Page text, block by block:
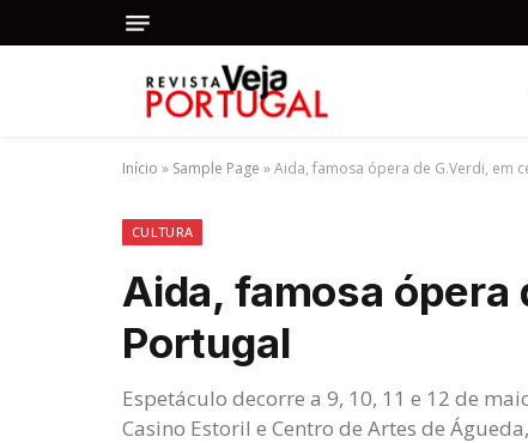
Início » Sample Page »Aida, famosa ópera de G.Verdi, em
CULTURA
Aida, famosa ópera
Portugal
Espetáculo decorre a 9, 10, 11 e 12 de
Casino Estoril e Centro de Artes de